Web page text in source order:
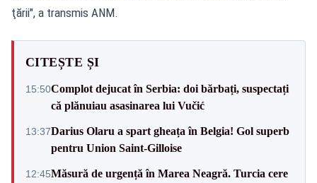
ţării", a transmis ANM.
CITEȘTE ȘI
15:50Complot dejucat în Serbia: doi bărbați, suspectați
că plănuiau asasinarea lui Vučić
13:37Darius Olaru a spart gheața în Belgia! Gol superb
pentru Union Saint-Gilloise
12:45Măsură de urgență în Marea Neagră. Turcia cere